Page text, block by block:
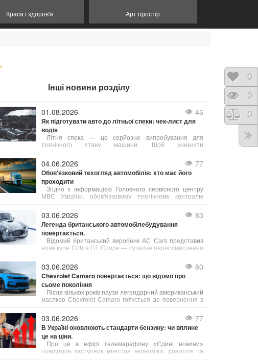
Краса і здоров'я Арт простір
Інші новини розділу
01.08.2026 46
Як підготувати авто до літньої спеки: чек-лист для
водія
Літня спека — це серйозне випробування для
технічного стану машини. Щоб уникнути
04.06.2026 77
Обов'язковий техогляд автомобілів: хто має його
проходити
Згідно з інформацією Головного сервісного центру
МВС України, обов'язковому технічному контролю
03.06.2026 83
Легенда британського автомобілебудування
повертається.
Відомий британський виробник AC Cars представив
нове купе Cobra GT Coupe — сучасне переосмислення
03.06.2026 80
Chevrolet Camaro повертається: що відомо про
сьоме покоління
Після кількох років паузи легендарний американський
маслкар Chevrolet Camaro готується до повернення в
General Motors, компанія активно розробляє сьоме
покоління культового спорткара.
03.06.2026 77
В Україні оновлюють стандарти бензину: чи вплине
це на ціни.
Про це в ефірі телемарафону «Єдині новини»
повідомив заступник міністра економіки, довкілля та
0
0
0